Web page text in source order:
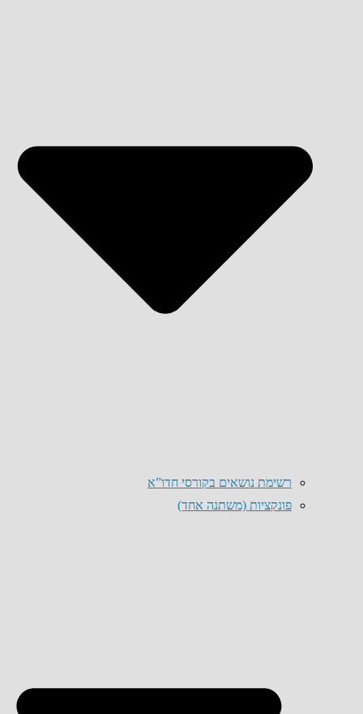
רשימת נושאים בקורסי חדו”א
פונקציות (משתנה אחד)